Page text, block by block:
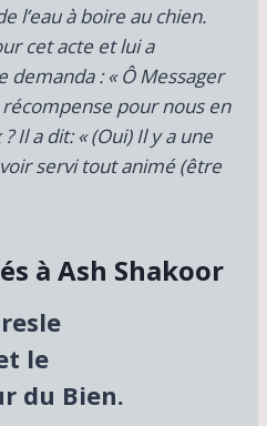
l’eau à boire au chien.
cet acte et lui a
demanda : « Ô Messager
pour nous en
Il a dit: « (Oui) Il y a une
servi tout animé (être
à Ash Shakoor
le
le
du Bien.